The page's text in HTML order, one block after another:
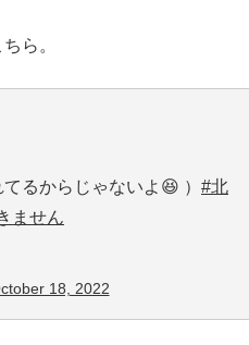
ら。
るからじゃないよ😆 ） #北
ません
18, 2022